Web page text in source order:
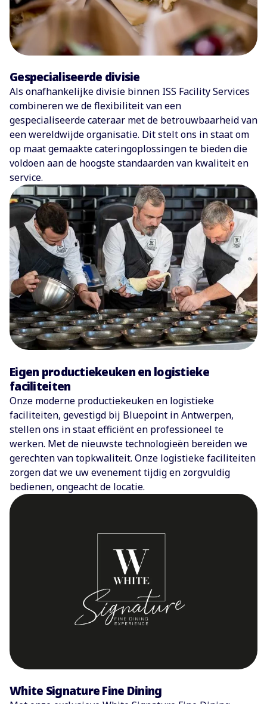
Gespecialiseerde divisie
Als onafhankelijke divisie binnen ISS Facility Services
combineren we de flexibiliteit van een
gespecialiseerde cateraar met de betrouwbaarheid van
een wereldwijde organisatie. Dit stelt ons in staat om
op maat gemaakte cateringoplossingen te bieden die
voldoen aan de hoogste standaarden van kwaliteit en
service.
Eigen productiekeuken en logistieke
faciliteiten
Onze moderne productiekeuken en logistieke
faciliteiten, gevestigd bij Bluepoint in Antwerpen,
stellen ons in staat efficiënt en professioneel te
werken. Met de nieuwste technologieën bereiden we
gerechten van topkwaliteit. Onze logistieke faciliteiten
zorgen dat we uw evenement tijdig en zorgvuldig
bedienen, ongeacht de locatie.
White Signature Fine Dining